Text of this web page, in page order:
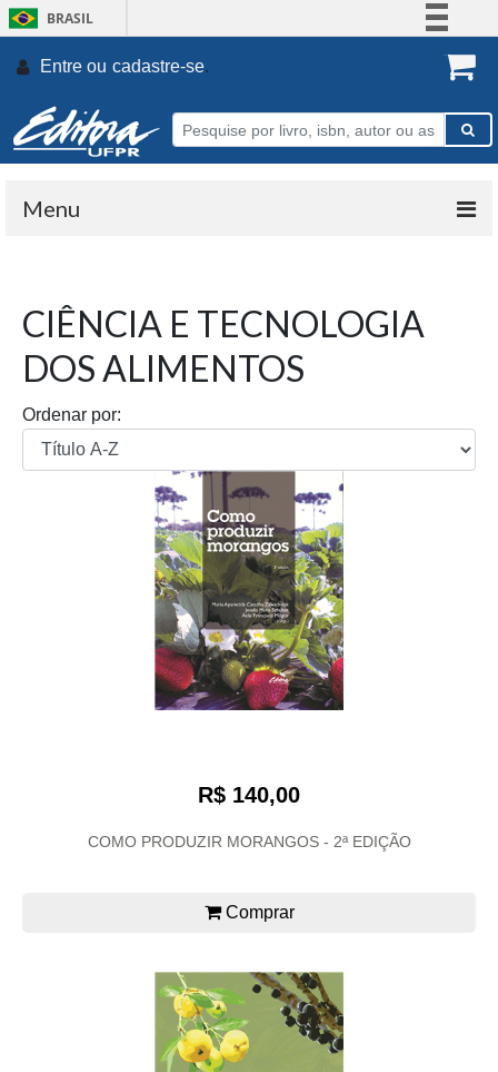
BRASIL
Participe
Entre ou cadastre-se.
Menu
CIÊNCIA E TECNOLOGIA
DOS ALIMENTOS
Ordenar por:
R$ 140,00
COMO PRODUZIR MORANGOS - 2ª EDIÇÃO
Comprar